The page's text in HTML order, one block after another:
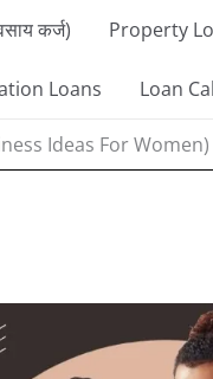
कर्ज) Property
Loans Loan
Ideas For Women)